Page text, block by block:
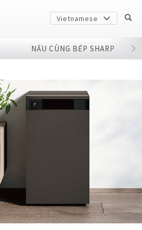
Vietnamese
NẤU CÙNG BẾP SHARP